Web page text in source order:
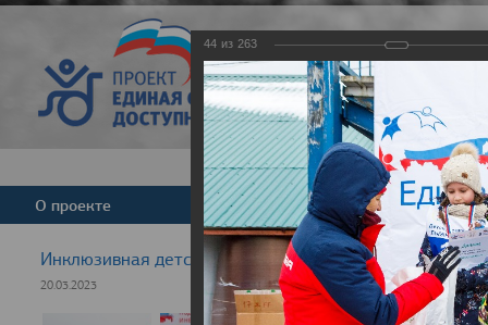
Версия для
О проекте Команда Новости
Инклюзивная детская гонка "Лыжня здоровья" 2023
20.03.2023
44 из 263